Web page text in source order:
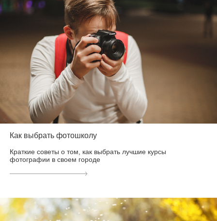
Как выбрать фотошколу
Краткие советы о том, как выбрать лучшие курсы
фотографии в своем городе